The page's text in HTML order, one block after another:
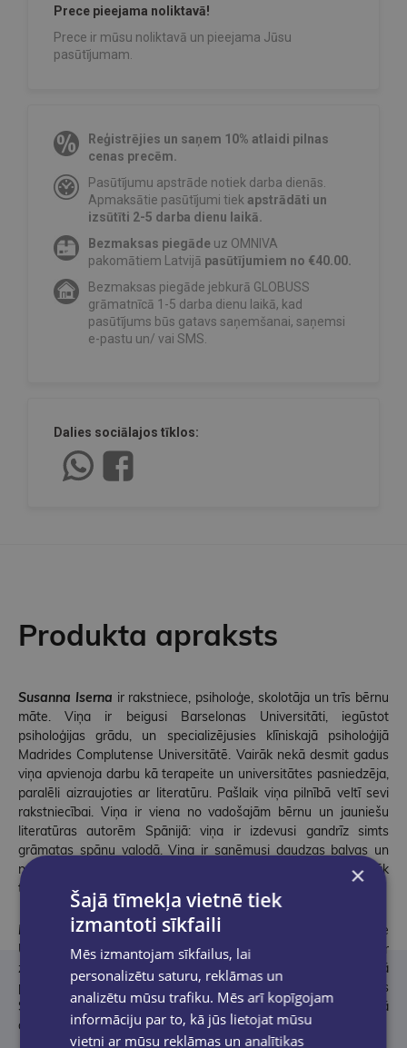
Prece pieejama noliktavā!
Prece ir mūsu noliktavā un pieejama Jūsu
pasūtījumam.
Reģistrējies un saņem 10% atlaidi pilnas
cenas precēm.
Pasūtījumu apstrāde notiek darba dienās.
Apmaksātie pasūtījumi tiek apstrādāti un
izsūtīti 2-5 darba dienu laikā.
Bezmaksas piegāde uz OMNIVA
pakomātiem Latvijā pasūtījumiem no €40.00.
Bezmaksas piegāde jebkurā GLOBUSS
grāmatnīcā 1-5 darba dienu laikā, kad
pasūtījums būs gatavs saņemšanai, saņemsi
e-pastu un/ vai SMS.
Dalies sociālajos tīklos:
Produkta apraksts
Susanna Iserna ir rakstniece, psiholoģe, skolotāja un trīs bērnu
māte. Viņa ir beigusi Barselonas Universitāti, iegūstot
psiholoģijas grādu, un specializējusies klīniskajā psiholoģijā
Madrides Complutense Universitātē. Vairāk nekā desmit gadus
viņa apvienoja darbu kā terapeite un universitātes pasniedzēja,
paralēli aizraujoties ar literatūru. Pašlaik viņa pilnībā veltī sevi
rakstniecībai. Viņa ir viena no vadošajām bērnu un jauniešu
literatūras autorēm Spānijā: viņa ir izdevusi gandrīz simts
grāmatas spāņu valodā. Viņa ir saņēmusi daudzas balvas un
nesen Servantesa institūts viņu pasludināja par 12. visvairāk
tulkoto spāņu autori pasaulē.
Mara Fererostudējusi mākslu Madrides Complutense
Universitātē. Aizrautīga mākslas cienītāja, eksperimentē ar
zīmēšanu, gleznošanu, keramiku un sietspiedi. Pašlaik strādā
par ilustratori, ilustrējusi vairāk nekā piecdesmit grāmatas
Spānijā, ASV un Korejā, kā arī izdevusi piecas grāmatas kā
autore un ilustratore.
×
Šajā tīmekļa vietnē tiek
izmantoti sīkfaili
Mēs izmantojam sīkfailus, lai
personalizētu saturu, reklāmas un
analizētu mūsu trafiku. Mēs arī kopīgojam
informāciju par to, kā jūs lietojat mūsu
vietni ar mūsu reklāmas un analītikas